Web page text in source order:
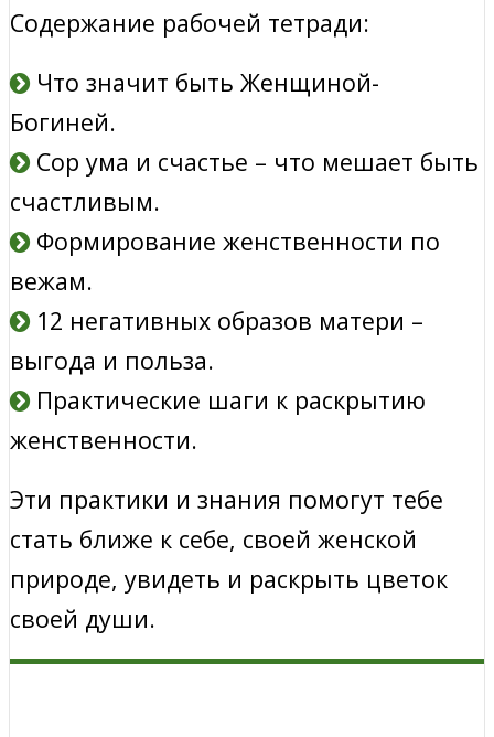
Содержание рабочей тетради:
Что значит быть Женщиной-
Богиней.
Сор ума и счастье – что мешает быть
счастливым.
Формирование женственности по
вежам.
12 негативных образов матери –
выгода и польза.
Практические шаги к раскрытию
женственности.
Эти практики и знания помогут тебе
стать ближе к себе, своей женской
природе, увидеть и раскрыть цветок
своей души.